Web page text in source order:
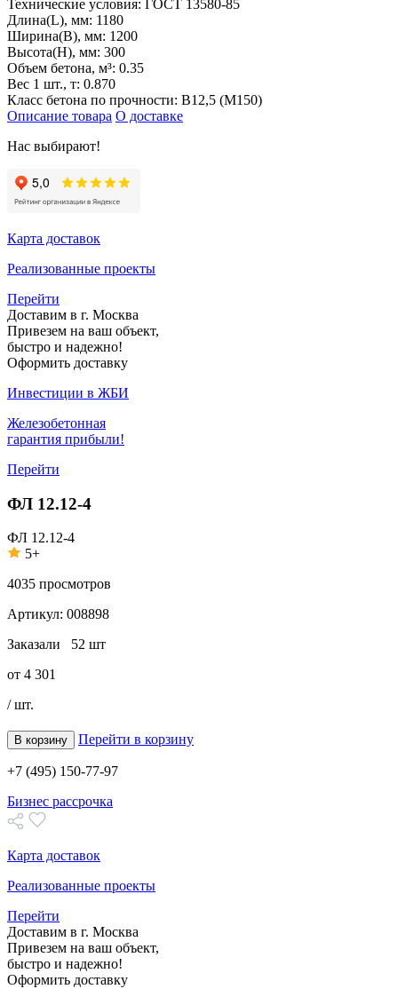
Технические условия:
ГОСТ 13580-85
Длина(L), мм: 1180
Ширина(B), мм: 1200
Высота(H), мм: 300
Объем бетона, м³: 0.35
Вес 1 шт., т: 0.870
Класс бетона по прочности: B12,5 (M150)
Описание товара О доставке
Нас выбирают!
Карта доставок
Реализованные проекты
Перейти
Доставим в г. Москва
Привезем на ваш объект,
быстро и надежно!
Оформить доставку
Инвестиции в ЖБИ
Железобетонная
гарантия прибыли!
Перейти
ФЛ 12.12-4
ФЛ 12.12-4
5+
4035 просмотров
Артикул: 008898
Заказали 52 шт
от 4 301
/ шт.
В корзину Перейти в корзину
+7 (495) 150-77-97
Бизнес рассрочка
Карта доставок
Реализованные проекты
Перейти
Доставим в г. Москва
Привезем на ваш объект,
быстро и надежно!
Оформить доставку